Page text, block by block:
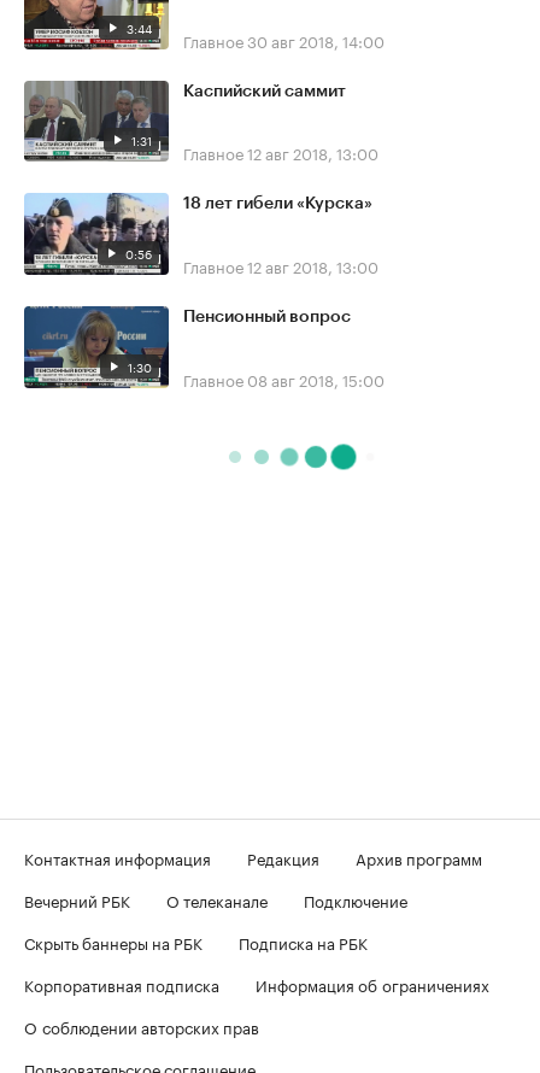
3:44 Главное30 авг 2018, 14:00
1:31
Каспийский саммит
Главное12 авг 2018, 13:00
0:56
18 лет гибели «Курска»
Главное12 авг 2018, 13:00
1:30
Пенсионный вопрос
Главное 08 авг 2018, 15:00
Контактная информация Редакция
Архив программ
Вечерний РБК
О телеканале
Подключение
Скрыть баннеры на РБК
Подписка на РБК
Корпоративная подписка
Информация об ограничениях
О соблюдении авторских прав
Пользовательское соглашение